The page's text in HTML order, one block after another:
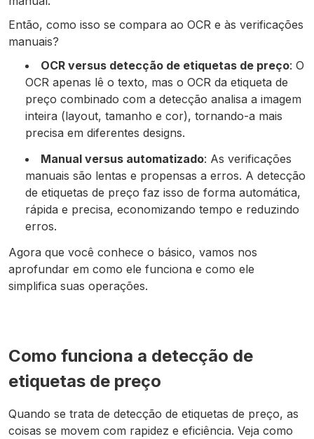
Então, como isso se compara ao OCR e às verificações
manuais?
OCR versus detecção de etiquetas de preço: O
OCR apenas lê o texto, mas o OCR da etiqueta de
preço combinado com a detecção analisa a imagem
inteira (layout, tamanho e cor), tornando-a mais
precisa em diferentes designs.
Manual versus automatizado: As verificações
manuais são lentas e propensas a erros. A detecção
de etiquetas de preço faz isso de forma automática,
rápida e precisa, economizando tempo e reduzindo
erros.
Agora que você conhece o básico, vamos nos
aprofundar em como ele funciona e como ele
simplifica suas operações.
Como funciona a detecção de
etiquetas de preço
Quando se trata de detecção de etiquetas de preço, as
coisas se movem com rapidez e eficiência. Veja como